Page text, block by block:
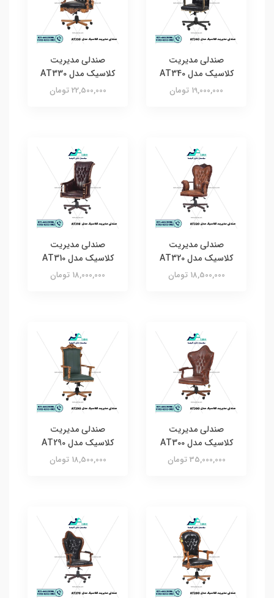
صندلی مدیریت
کلاسیک مدل AT340
19,000,000 تومان
صندلی مدیریت
کلاسیک مدل AT330
22,500,000 تومان
صندلی مدیریت
کلاسیک مدل AT320
18,500,000 تومان
صندلی مدیریت
کلاسیک مدل AT310
18,000,000 تومان
صندلی مدیریت
کلاسیک مدل AT300
35,000,000 تومان
صندلی مدیریت
کلاسیک مدل AT290
18,500,000 تومان